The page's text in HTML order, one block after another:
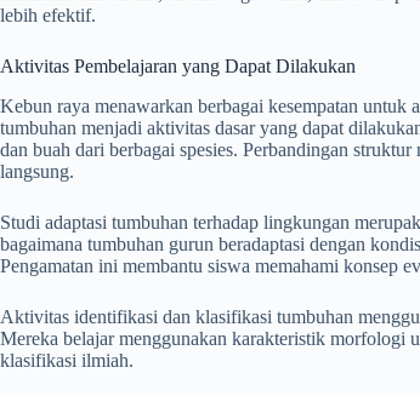
lebih efektif.
Aktivitas Pembelajaran yang Dapat Dilakukan
Kebun raya menawarkan berbagai kesempatan
tumbuhan menjadi aktivitas dasar yang dapat
dan buah dari berbagai spesies. Perbandingan
langsung.
Studi adaptasi tumbuhan terhadap lingkungan
bagaimana tumbuhan gurun beradaptasi dengan
Pengamatan ini membantu siswa memahami konsep
Aktivitas identifikasi dan klasifikasi tumbuhan
Mereka belajar menggunakan karakteristik morfologi
klasifikasi ilmiah.